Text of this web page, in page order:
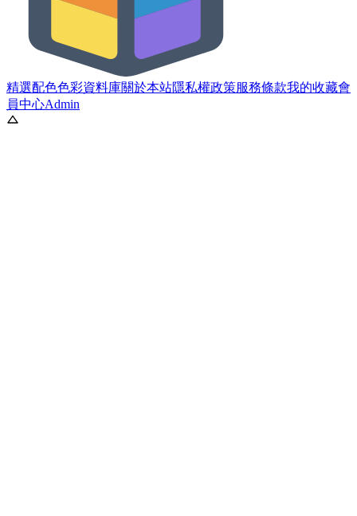
精選配色色彩資料庫關於本站隱私權政策服務條款我的收藏會
員中心Admin